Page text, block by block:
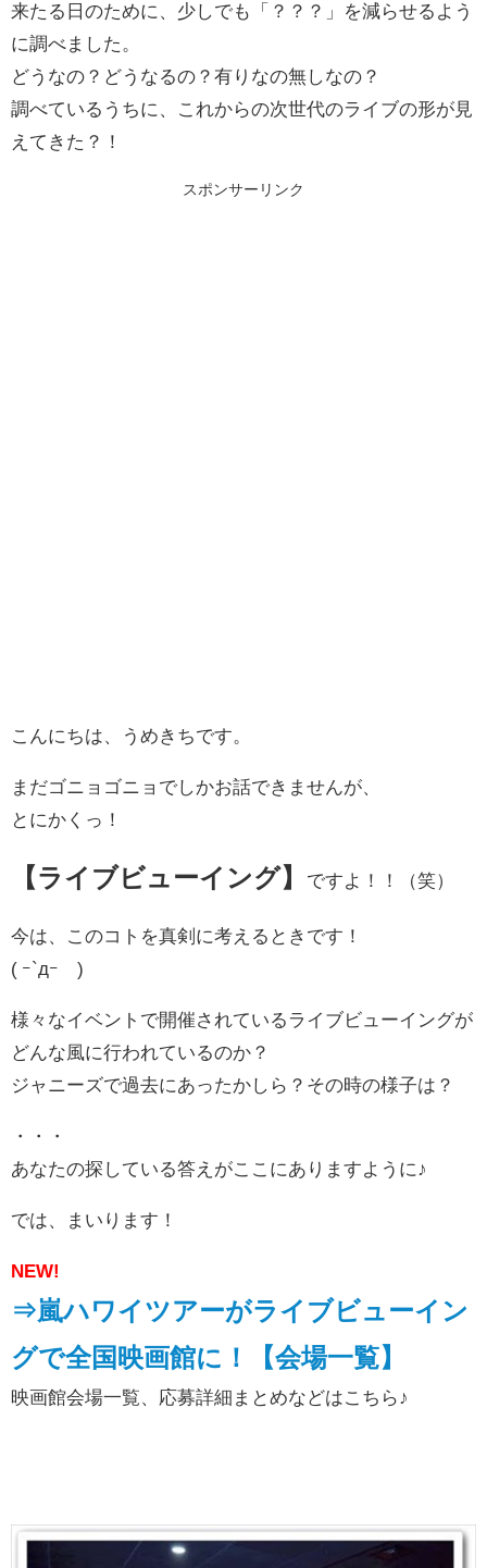
来たる日のために、少しでも「？？？」を減らせるよう
に調べました。
どうなの？どうなるの？有りなの無しなの？
調べているうちに、これからの次世代のライブの形が見
えてきた？！
スポンサーリンク
こんにちは、うめきちです。
まだゴニョゴニョでしかお話できませんが、
とにかくっ！
【ライブビューイング】 ですよ！！（笑）
今は、このコトを真剣に考えるときです！
( ｰ`дｰ´)
様々なイベントで開催されているライブビューイングが
どんな風に行われているのか？
ジャニーズで過去にあったかしら？その時の様子は？
・・・
あなたの探している答えがここにありますように♪
では、まいります！
NEW!
⇒嵐ハワイツアーがライブビューイン
グで全国映画館に！【会場一覧】
映画館会場一覧、応募詳細まとめなどはこちら♪